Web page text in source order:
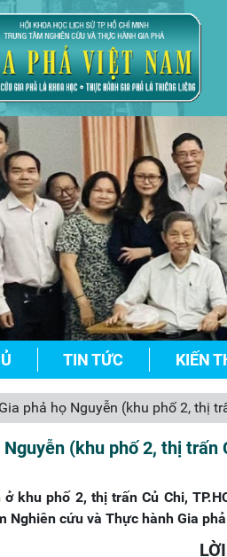
TIN TỨC KIẾN
phả họ Nguyễn (khu phố 2, thị
(khu phố 2, thị trấn
khu phố 2, thị trấn Củ Chi,
Nghiên cứu và Thực hành Gia